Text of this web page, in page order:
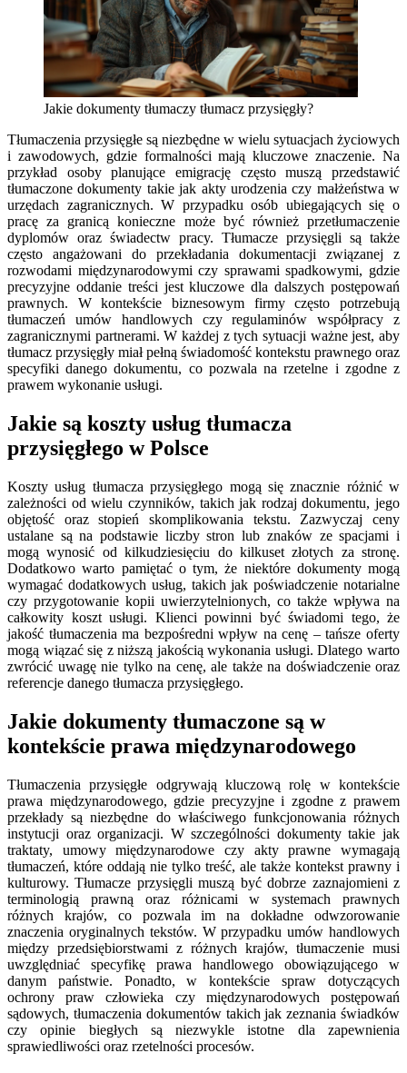
Jakie dokumenty tłumaczy tłumacz przysięgły?
Tłumaczenia przysięgłe są niezbędne w wielu sytuacjach życiowych
i zawodowych, gdzie formalności mają kluczowe znaczenie. Na
przykład osoby planujące emigrację często muszą przedstawić
tłumaczone dokumenty takie jak akty urodzenia czy małżeństwa w
urzędach zagranicznych. W przypadku osób ubiegających się o
pracę za granicą konieczne może być również przetłumaczenie
dyplomów oraz świadectw pracy. Tłumacze przysięgli są także
często angażowani do przekładania dokumentacji związanej z
rozwodami międzynarodowymi czy sprawami spadkowymi, gdzie
precyzyjne oddanie treści jest kluczowe dla dalszych postępowań
prawnych. W kontekście biznesowym firmy często potrzebują
tłumaczeń umów handlowych czy regulaminów współpracy z
zagranicznymi partnerami. W każdej z tych sytuacji ważne jest, aby
tłumacz przysięgły miał pełną świadomość kontekstu prawnego oraz
specyfiki danego dokumentu, co pozwala na rzetelne i zgodne z
prawem wykonanie usługi.
Jakie są koszty usług tłumacza
przysięgłego w Polsce
Koszty usług tłumacza przysięgłego mogą się znacznie różnić w
zależności od wielu czynników, takich jak rodzaj dokumentu, jego
objętość oraz stopień skomplikowania tekstu. Zazwyczaj ceny
ustalane są na podstawie liczby stron lub znaków ze spacjami i
mogą wynosić od kilkudziesięciu do kilkuset złotych za stronę.
Dodatkowo warto pamiętać o tym, że niektóre dokumenty mogą
wymagać dodatkowych usług, takich jak poświadczenie notarialne
czy przygotowanie kopii uwierzytelnionych, co także wpływa na
całkowity koszt usługi. Klienci powinni być świadomi tego, że
jakość tłumaczenia ma bezpośredni wpływ na cenę – tańsze oferty
mogą wiązać się z niższą jakością wykonania usługi. Dlatego warto
zwrócić uwagę nie tylko na cenę, ale także na doświadczenie oraz
referencje danego tłumacza przysięgłego.
Jakie dokumenty tłumaczone są w
kontekście prawa międzynarodowego
Tłumaczenia przysięgłe odgrywają kluczową rolę w kontekście
prawa międzynarodowego, gdzie precyzyjne i zgodne z prawem
przekłady są niezbędne do właściwego funkcjonowania różnych
instytucji oraz organizacji. W szczególności dokumenty takie jak
traktaty, umowy międzynarodowe czy akty prawne wymagają
tłumaczeń, które oddają nie tylko treść, ale także kontekst prawny i
kulturowy. Tłumacze przysięgli muszą być dobrze zaznajomieni z
terminologią prawną oraz różnicami w systemach prawnych
różnych krajów, co pozwala im na dokładne odwzorowanie
znaczenia oryginalnych tekstów. W przypadku umów handlowych
między przedsiębiorstwami z różnych krajów, tłumaczenie musi
uwzględniać specyfikę prawa handlowego obowiązującego w
danym państwie. Ponadto, w kontekście spraw dotyczących
ochrony praw człowieka czy międzynarodowych postępowań
sądowych, tłumaczenia dokumentów takich jak zeznania świadków
czy opinie biegłych są niezwykle istotne dla zapewnienia
sprawiedliwości oraz rzetelności procesów.